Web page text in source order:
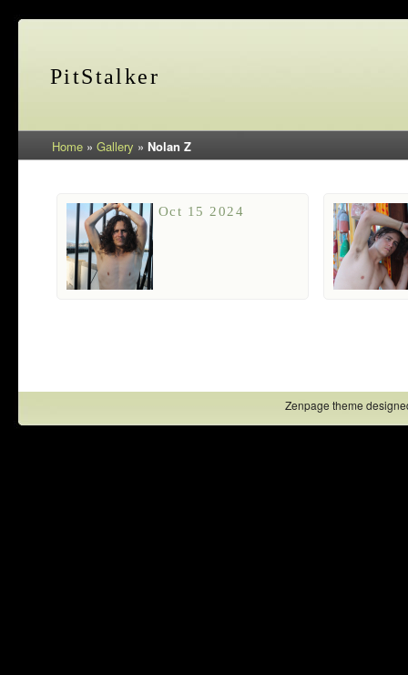
PitStalker
Home » Gallery » Nolan Z
Oct 15 2024
Zenpage theme